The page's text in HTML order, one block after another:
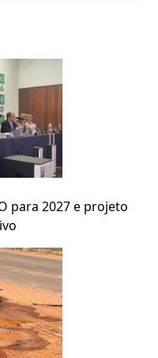
para 2027 e projeto